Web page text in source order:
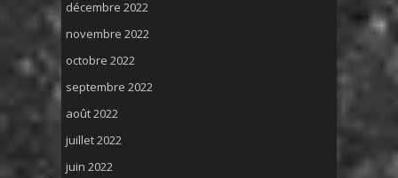
décembre 2022
novembre 2022
octobre 2022
septembre 2022
août 2022
juillet 2022
juin 2022